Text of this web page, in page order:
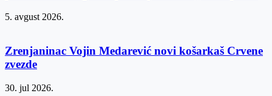
5. avgust 2026.
Zrenjaninac Vojin Medarević novi košarkaš Crvene
zvezde
30. jul 2026.